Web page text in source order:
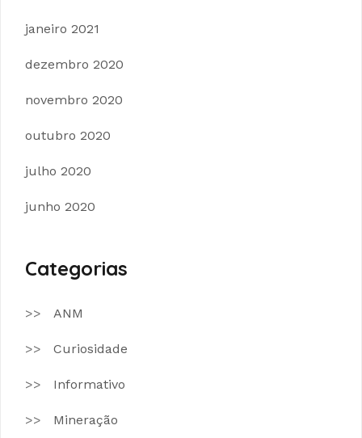
janeiro 2021
dezembro 2020
novembro 2020
outubro 2020
julho 2020
junho 2020
Categorias
ANM
Curiosidade
Informativo
Mineração